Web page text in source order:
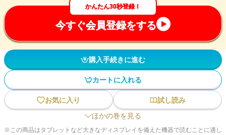
かんたん30秒登録！
今すぐ会員登録をする
購入手続きに進む
カートに入れる
お気に入り
試し読み
ほかの巻を見る
※この商品はタブレットなど大きなディスプレイを備えた機器で読むことに適し